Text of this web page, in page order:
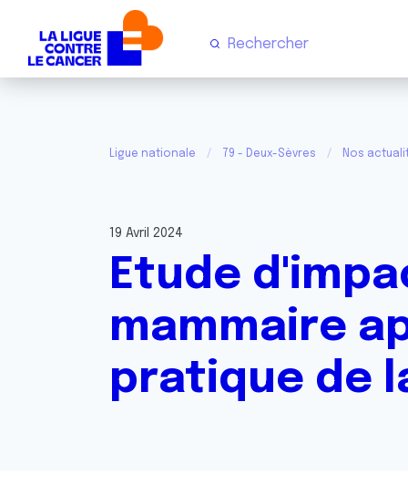
Ligue nationale 79 - Deux-Sèvres Nos
19 Avril 2024
Etude
mammaire
pratique de